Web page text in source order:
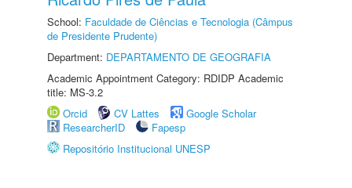
School: Faculdade de Ciências e Tecnologia (Câmpus
de Presidente Prudente)
Department: DEPARTAMENTO DE GEOGRAFIA
Academic Appointment Category: RDIDP Academic
title: MS-3.2
Orcid
CV Lattes
Google Scholar
ResearcherID
Fapesp
Repositório Institucional UNESP